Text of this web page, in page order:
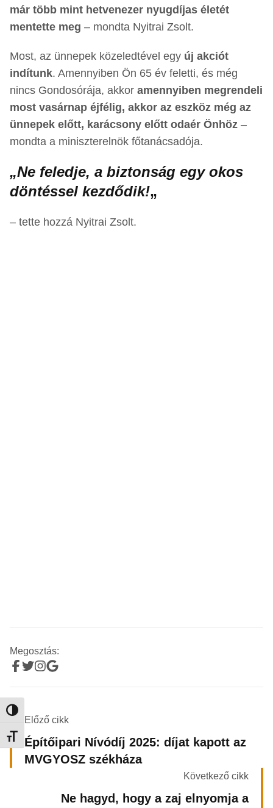
Nagy kontraszt váltása
Betűméret váltása
már több mint hetvenezer nyugdíjas életét
mentette meg – mondta Nyitrai Zsolt.
Most, az ünnepek közeledtével egy új akciót
indítunk. Amennyiben Ön 65 év feletti, és még
nincs Gondosórája, akkor amennyiben megrendeli
most vasárnap éjfélig, akkor az eszköz még az
ünnepek előtt, karácsony előtt odaér Önhöz –
mondta a miniszterelnök főtanácsadója.
„Ne feledje, a biztonság egy okos
döntéssel kezdődik!„
– tette hozzá Nyitrai Zsolt.
Megosztás:
Előző cikk
Építőipari Nívódíj 2025: díjat kapott az
MVGYOSZ székháza
Következő cikk
Ne hagyd, hogy a zaj elnyomja a